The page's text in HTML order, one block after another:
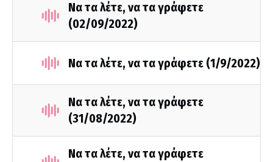
Να τα λέτε, να τα γράφετε
(02/09/2022)
Να τα λέτε, να τα γράφετε (1/9/2022)
Να τα λέτε, να τα γράφετε
(31/08/2022)
Να τα λέτε, να τα γράφετε